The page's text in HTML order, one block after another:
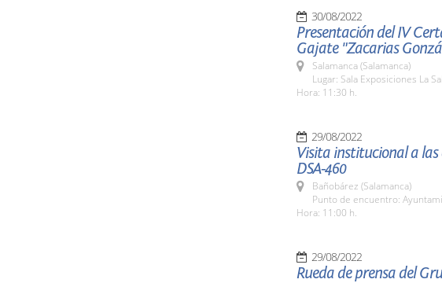
30/08/2022
Presentación del IV
Gajate "Zacarias
Salamanca (Salamanca)
Lugar: Sala Exposiciones La
Hora: 11:30 h.
29/08/2022
Visita institucional a
DSA-460
Bañobárez (Salamanca)
Punto de encuentro:
Hora: 11:00 h.
29/08/2022
Rueda de prensa del